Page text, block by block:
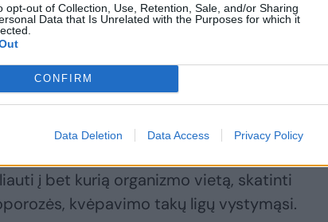
opt-out of Collection, Use, Retention, Sale, and/or Sharing
Data that Is Unrelated with the Purposes for which it
CONFIRM
Data Deletion Data Access Privacy Policy
ne tik dantenoms, bet ir visam
jį gydyti.
kad sergantiesiems periodontitu net
insultą arba infarktą.
į bet kurią organizmo vietą, skatinti
kvėpavimo takų ligų vystymąsi.